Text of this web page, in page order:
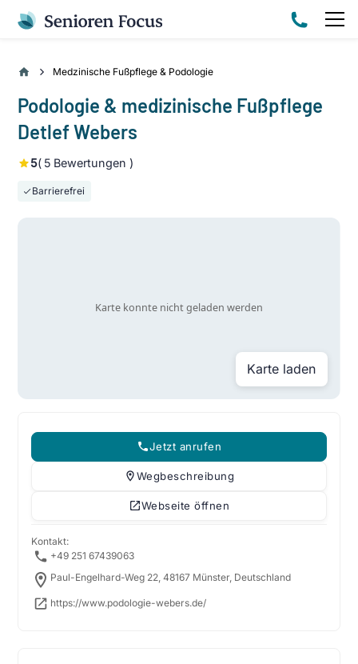
Medzinische Fußpflege & Podologie
Podologie & medizinische Fußpflege
Detlef Webers
5( 5 Bewertungen )
Barrierefrei
Karte laden
Jetzt anrufen
Wegbeschreibung
Webseite öffnen
Kontakt:
+49 251 67439063
Paul-Engelhard-Weg 22, 48167 Münster, Deutschland
https://www.podologie-webers.de/